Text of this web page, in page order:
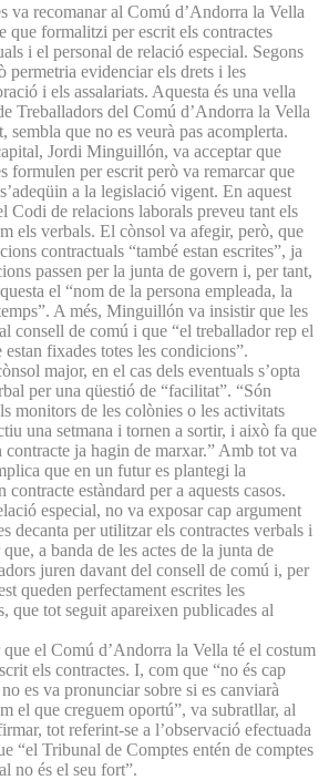
va recomanar al Comú d’Andorra la Vella
que formalitzi per escrit els contractes
i el personal de relació especial. Segons
permetria evidenciar els drets i les
i els assalariats. Aquesta és una vella
Treballadors del Comú d’An­dorra la Vella
sembla que no es veurà pas acomplerta.
Jordi Minguillón, va acceptar que
formulen per escrit però va remarcar que
a la legislació vigent. En aquest
Codi de relacions laborals preveu tant els
els verbals. El cònsol va afegir, però, que
contractuals “també estan escrites”, ja
passen per la junta de govern i, per tant,
el “nom de la persona empleada, la
A més, Minguillón va insistir que les
consell de comú i que “el treballador rep el
fixades totes les condicions”.
major, en el cas dels eventuals s’opta
per una qüestió de “facilitat”. “Són
monitors de les colònies o les activitats
una setmana i tornen a sortir, i això fa que
ja hagin de marxar.” Amb tot va
que en un futur es plantegi la
contracte estàndard per a aquests casos.
especial, no va exposar cap argument
decanta per utilitzar els contractes verbals i
a banda de les actes de la junta de
juren davant del consell de comú i, per
queden perfectament escrites les
que tot seguit apareixen publicades al
el Comú d’Andorra la Vella té el costum
els contractes. I, com que “no és cap
es va pronunciar sobre si es canviarà
el que creguem oportú”, va subratllar, al
tot referint-se a l’observació efectuada
“el Tribunal de Comptes entén de comptes
no és el seu fort”.